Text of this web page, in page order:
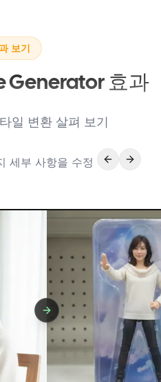
보기
Generator 효과
일 변환 살펴 보기
세부 사항을 수정